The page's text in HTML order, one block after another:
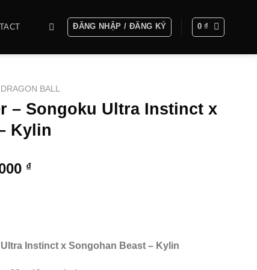
ĐĂNG NHẬP / ĐĂNG KÝ 0₫
DRAGON BALL
– Songoku Ultra Instinct x
Kylin
₫Khoảng
16.200.000 ₫
Instinct x Songohan Beast – Kylin